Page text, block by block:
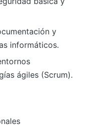
y
informáticos.
ágiles (Scrum).